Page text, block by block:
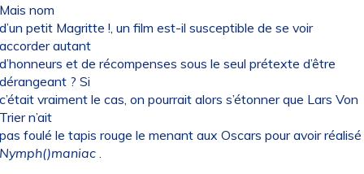
nom
petit Magritte !, un film est-il susceptible de se voir
autant
et de récompenses sous le seul prétexte d’être
? Si
vraiment le cas, on pourrait alors s’étonner que Lars Von
n’ait
foulé le tapis rouge le menant aux Oscars pour avoir réalisé
.